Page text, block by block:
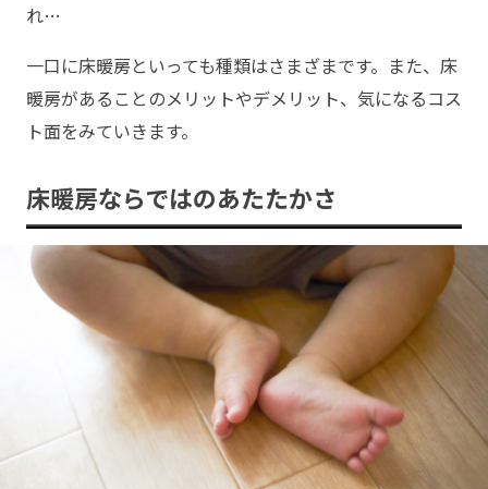
れ…
一口に床暖房といっても種類はさまざまです。また、床
暖房があることのメリットやデメリット、気になるコス
ト面をみていきます。
床暖房ならではのあたたかさ